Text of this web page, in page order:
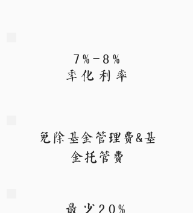
7%-8%
年化利率
​免除基金管理费&基
金托管费
最少20%